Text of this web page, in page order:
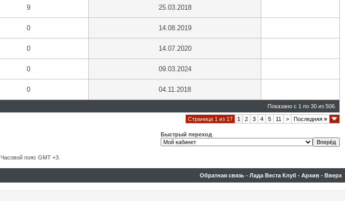
9 25.03.2018
0 14.08.2019
0 14.07.2020
0 09.03.2024
0 04.11.2018
Показано с 1 по 30 из 506.
Страница 1 из 17 1 2 3 4 5 11 > Последняя »
Быстрый переход
. Часовой пояс GMT +3.
Обратная связь - Лада Веста Клуб - Архив - Вверх